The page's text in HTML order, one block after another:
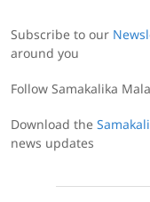
Subscribe to our
around you
Follow Samakalika
Download the
news updates